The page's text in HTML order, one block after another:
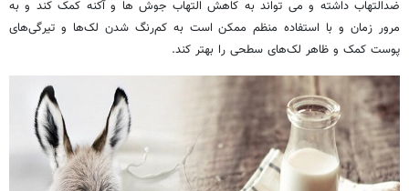
ضدالتهاب داشته و می تواند به کاهش التهاب جوش ها و آکنه کمک کند و به
مرور زمان و با استفاده منظم ممکن است به کم‌رنگ شدن لک‌ها و تیرگی‌های
پوست کمک و ظاهر لک‌های سطحی را بهتر کند.